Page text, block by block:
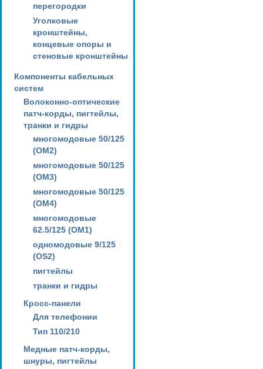
перегородки
Уголковые
кронштейны,
концевые опоры и
стеновые кронштейны
Компоненты кабельных
систем
Волоконно-оптические
патч-корды, пигтейлы,
транки и гидры
многомодовые 50/125
(OM2)
многомодовые 50/125
(OM3)
многомодовые 50/125
(OM4)
многомодовые
62.5/125 (OM1)
одномодовые 9/125
(OS2)
пигтейлы
транки и гидры
Кросс-панели
Для телефонии
Тип 110/210
Медные патч-корды,
шнуры, пигтейлы